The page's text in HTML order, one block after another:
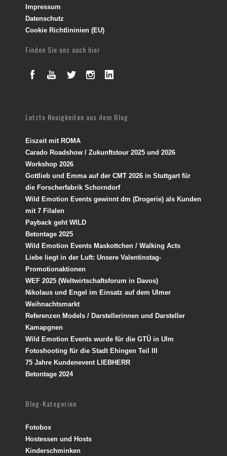
Impressum
Datenschutz
Cookie Richtlininien (EU)
Finden Sie uns auch hier
Letzte Neuigkeiten aus dem Blog
Eiszeit mit ROMA
Carado Roadshow / Zukunftstour 2025 und 2026
Workshop 2026
Gottlieb und Emma auf der CMT 2026 in Stuttgart für
die Forscherfabrik Schorndorf
Wild Emotion Events gewinnt dm (Drogerie) als Kunden
mit 7 Filalen
Payback geht WILD
Betontage 2025
Wild Emotion Events Maskottchen / Walking Acts
Liebe liegt in der Luft: Unsere Valentinstag-
Promotionaktionen
WEF 2025 (Weltwirtschaftsforum in Davos)
Nikolaus und Engel im Einsatz auf dem Ulmer
Weihnachtsmarkt
Referenzen Models / Darstellerinnen und Darsteller
Kamapgnen
Wild Emotion Events wurde für die GTÜ in Ulm
Fotoshooting für die Stadt Ehingen Teil III
75 Jahre Kundenevent LIEBHERR
Betontage 2024
Blog-Kategorien
Fotobox
Hostessen und Hosts
Kinderschminken